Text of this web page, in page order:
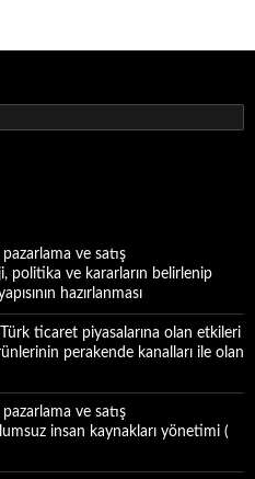
ve satış
politika ve kararların belirlenip
hazırlanması
ticaret piyasalarına olan etkileri
perakende kanalları ile olan
ve satış
insan kaynakları yönetimi (